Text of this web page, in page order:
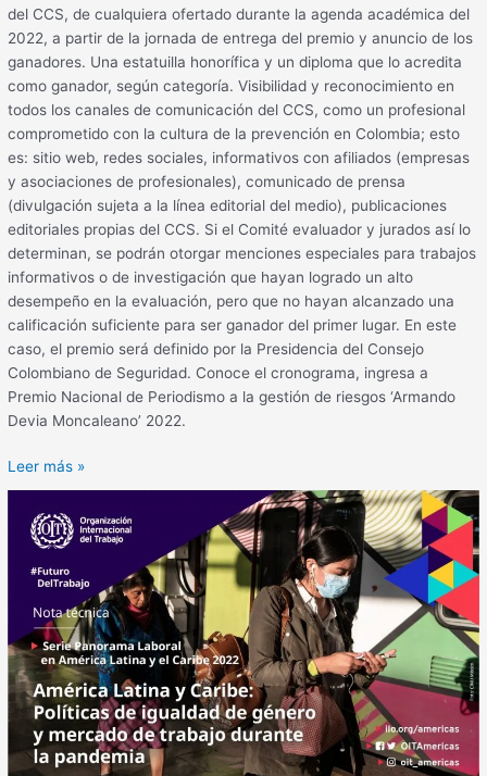
del CCS, de cualquiera ofertado durante la agenda académica del
2022, a partir de la jornada de entrega del premio y anuncio de los
ganadores. Una estatuilla honorífica y un diploma que lo acredita
como ganador, según categoría. Visibilidad y reconocimiento en
todos los canales de comunicación del CCS, como un profesional
comprometido con la cultura de la prevención en Colombia; esto
es: sitio web, redes sociales, informativos con afiliados (empresas
y asociaciones de profesionales), comunicado de prensa
(divulgación sujeta a la línea editorial del medio), publicaciones
editoriales propias del CCS. Si el Comité evaluador y jurados así lo
determinan, se podrán otorgar menciones especiales para trabajos
informativos o de investigación que hayan logrado un alto
desempeño en la evaluación, pero que no hayan alcanzado una
calificación suficiente para ser ganador del primer lugar. En este
caso, el premio será definido por la Presidencia del Consejo
Colombiano de Seguridad. Conoce el cronograma, ingresa a
Premio Nacional de Periodismo a la gestión de riesgos ‘Armando
Devia Moncaleano’ 2022.
Leer más »
Internacional
políticas
de
equidad
de
género